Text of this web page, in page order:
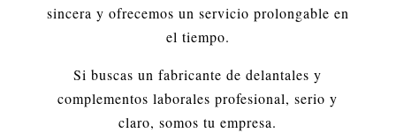
sincera y ofrecemos un servicio prolongable en
el tiempo.
Si buscas un fabricante de delantales y
complementos laborales profesional, serio y
claro, somos tu empresa.